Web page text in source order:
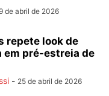
de abril de 2026
repete look de
em pré-estreia de
- 25 de abril de 2026